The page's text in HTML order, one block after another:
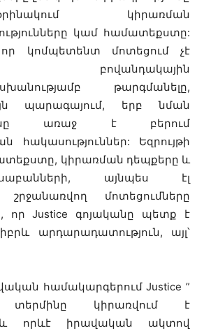
կիրառման
կամ համատեքստը:
կոմպետենտ մոտեցում չէ
բովանդակային
թարգմանելը,
պարագայում, երբ նման
առաջ է բերում
հակասություններ: Եզրույթի
կիրառման դեպքերը և
այնպես էլ
շրջանառվող մոտեցումները
որ Justice գոյականը պետք է
արդարադատություն, այլ՝
համակարգերում Justice ”
տերմինը կիրառվում է
և որևէ իրավական ակտով